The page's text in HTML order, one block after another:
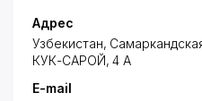
Адрес
Узбекистан,
КУК-САРОЙ, 4 А
E-mail